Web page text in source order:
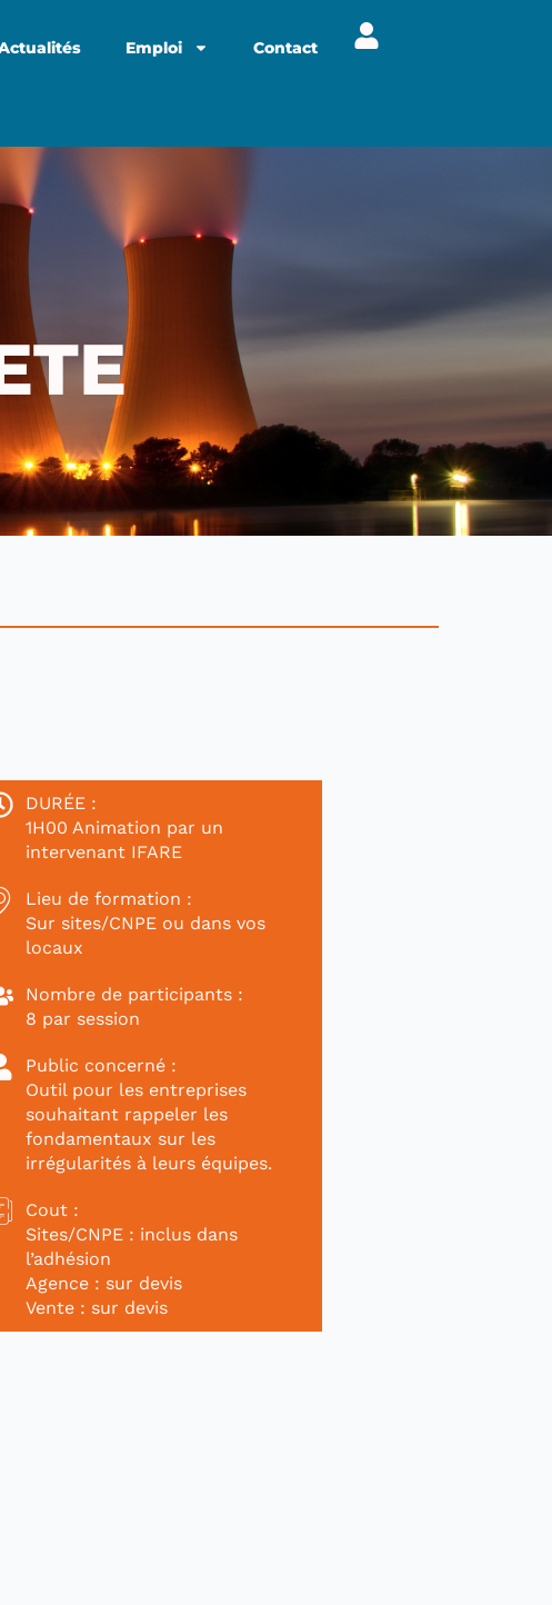
Emploi Contact
DURÉE :
1H00 Animation par un
intervenant IFARE
Lieu de formation :
Sur sites/CNPE ou dans vos
locaux
Nombre de participants :
8 par session
Public concerné :
Outil pour les entreprises
souhaitant rappeler les
fondamentaux sur les
irrégularités à leurs équipes.
Cout :
Sites/CNPE : inclus dans
l’adhésion
Agence : sur devis
Vente : sur devis